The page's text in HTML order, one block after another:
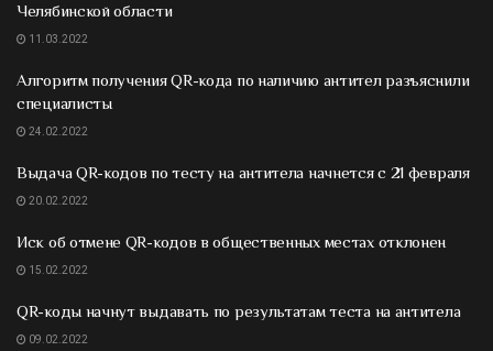
Челябинской области
11.03.2022
Алгоритм получения QR-кода по наличию антител разъяснили
специалисты
24.02.2022
Выдача QR-кодов по тесту на антитела начнется с 21 февраля
20.02.2022
Иск об отмене QR-кодов в общественных местах отклонен
15.02.2022
QR-коды начнут выдавать по результатам теста на антитела
09.02.2022